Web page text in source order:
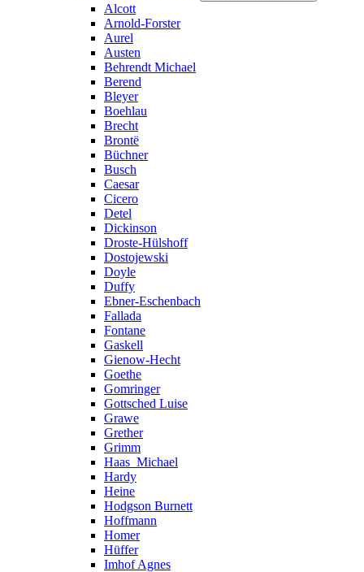
Alcott
Arnold-Forster
Aurel
Austen
Behrendt Michael
Berend
Bleyer
Boehlau
Brecht
Brontë
Büchner
Busch
Caesar
Cicero
Detel
Dickinson
Droste-Hülshoff
Dostojewski
Doyle
Duffy
Ebner-Eschenbach
Fallada
Fontane
Gaskell
Gienow-Hecht
Goethe
Gomringer
Gottsched Luise
Grawe
Grether
Grimm
Haas_Michael
Hardy
Heine
Hodgson Burnett
Hoffmann
Homer
Hüffer
Imhof Agnes